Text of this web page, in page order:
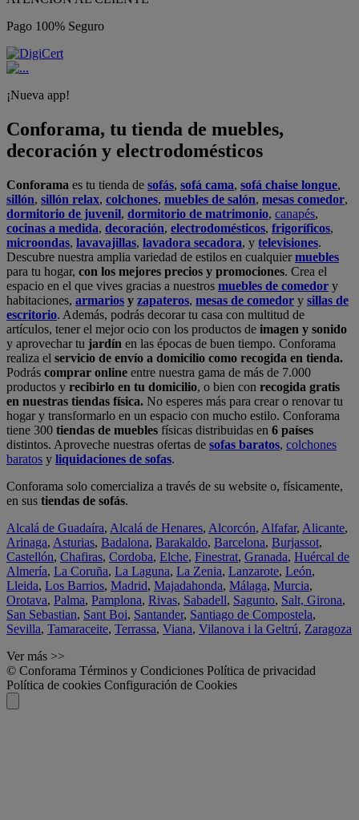
Pago 100% Seguro
¡Nueva app!
Conforama, tu tienda de muebles,
decoración y electrodomésticos
Conforama es tu tienda de sofás, sofá cama, sofá chaise longue,
sillón, sillón relax, colchones, muebles de salón, mesas comedor,
dormitorio de juvenil, dormitorio de matrimonio, canapés,
cocinas a medida, decoración, electrodomésticos, frigoríficos,
microondas, lavavajillas, lavadora secadora, y televisiones.
Descubre nuestra amplia variedad de estilos en cualquiermuebles
para tu hogar, con los mejores precios y promociones. Crea el
espacio en el que vives gracias a nuestros muebles de comedor y
habitaciones, armarios y zapateros, mesas de comedor y sillas de
escritorio. Además, podrás decorar tu casa con multitud de
artículos, tener el mejor ocio con los productos de imagen y sonido
y aprovechar tu jardín en las épocas de buen tiempo. Conforama
realiza el servicio de envío a domicilio como recogida en tienda.
Podrás comprar online entre nuestra gama de más de 7.000
productos y recibirlo en tu domicilio, o bien con recogida gratis
en nuestras tiendas física. No esperes más para crear o renovar tu
hogar y transformarlo en un espacio con mucho estilo. Conforama
tiene 300 tiendas de muebles físicas distribuidas en 6 países
distintos. Aproveche nuestras ofertas de sofas baratos, colchones
baratos y liquidaciones de sofas.
Conforama solo comercializa a través de su website o, físicamente,
en sus tiendas de sofás.
Alcalá de Guadaíra, Alcalá de Henares, Alcorcón, Alfafar, Alicante,
Arinaga, Asturias, Badalona, Barakaldo, Barcelona, Burjassot,
Castellón, Chafiras, Cordoba, Elche, Finestrat, Granada, Huércal de
Almería, La Coruña, La Laguna, La Zenia, Lanzarote, León,
Lleida, Los Barrios, Madrid, Majadahonda, Málaga, Murcia,
Orotava, Palma, Pamplona, Rivas, Sabadell, Sagunto, Salt, Girona,
San Sebastian, Sant Boi, Santander, Santiago de Compostela,
Sevilla, Tamaraceite, Terrassa, Viana, Vilanova i la Geltrú, Zaragoza
Ver más >>
© Conforama Términos y Condiciones Política de privacidad
Política de cookies Configuración de Cookies